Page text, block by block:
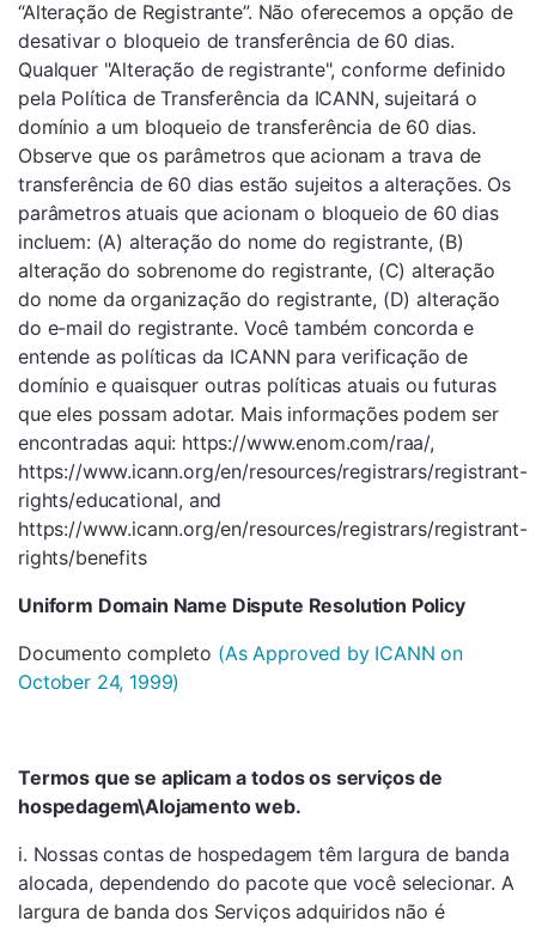
“Alteração de Registrante”. Não oferecemos a opção de
desativar o bloqueio de transferência de 60 dias.
Qualquer "Alteração de registrante", conforme definido
pela Política de Transferência da ICANN, sujeitará o
domínio a um bloqueio de transferência de 60 dias.
Observe que os parâmetros que acionam a trava de
transferência de 60 dias estão sujeitos a alterações. Os
parâmetros atuais que acionam o bloqueio de 60 dias
incluem: (A) alteração do nome do registrante, (B)
alteração do sobrenome do registrante, (C) alteração
do nome da organização do registrante, (D) alteração
do e-mail do registrante. Você também concorda e
entende as políticas da ICANN para verificação de
domínio e quaisquer outras políticas atuais ou futuras
que eles possam adotar. Mais informações podem ser
encontradas aqui: https://www.enom.com/raa/,
https://www.icann.org/en/resources/registrars/registrant-
rights/educational, and
https://www.icann.org/en/resources/registrars/registrant-
rights/benefits
Uniform Domain Name Dispute Resolution Policy
Documento completo (As Approved by ICANN on
October 24, 1999)
Termos que se aplicam a todos os serviços de
hospedagem\Alojamento web.
i. Nossas contas de hospedagem têm largura de banda
alocada, dependendo do pacote que você selecionar. A
largura de banda dos Serviços adquiridos não é